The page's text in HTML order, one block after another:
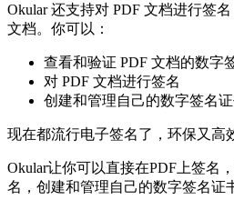
Okular 还支持对 PDF 文档进行签
文档。你可以：
查看和验证 PDF 文档的数字
对 PDF 文档进行签名
创建和管理自己的数字签名
现在都流行电子签名了，环保又高
Okular让你可以直接在PDF上签名
名，创建和管理自己的数字签名证